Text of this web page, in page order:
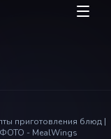
приготовления блюд |
- MealWings